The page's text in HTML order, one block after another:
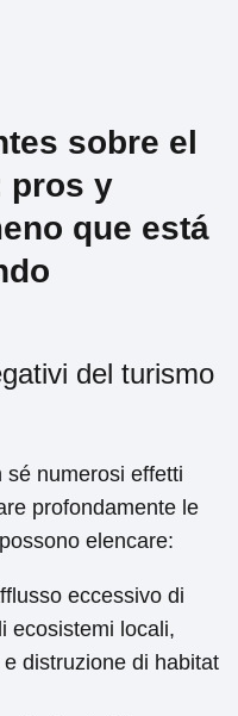
sobre el
pros y
que está
del turismo
sé numerosi effetti
profondamente le
elencare:
eccessivo di
ecosistemi locali,
distruzione di habitat